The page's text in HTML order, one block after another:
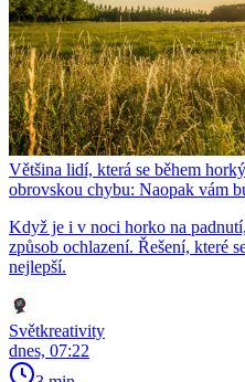
Většina lidí, která se během
obrovskou chybu: Naopak vám
Když je i v noci horko na
způsob ochlazení. Řešení, které
nejlepší.
Světkreativity
dnes, 07:22